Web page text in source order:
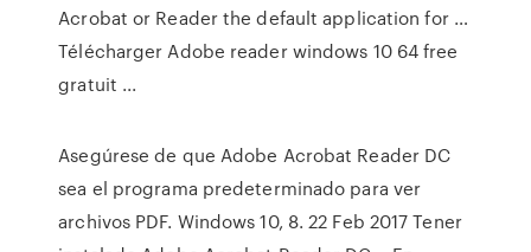
Acrobat or Reader the default application for …
Télécharger Adobe reader windows 10 64 free
gratuit ...
Asegúrese de que Adobe Acrobat Reader DC
sea el programa predeterminado para ver
archivos PDF. Windows 10, 8. 22 Feb 2017 Tener